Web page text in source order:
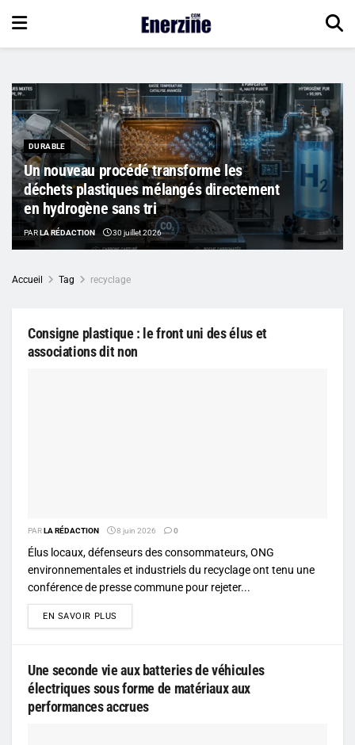
DURABLE
Un nouveau procédé transforme les
déchets plastiques mélangés directement
en hydrogène sans tri
PARLA RÉDACTION 30 juillet 2026
Accueil Tag recyclage
Consigne plastique : le front uni des élus et
associations dit non
PARLA RÉDACTION 8 juin 2026 0
Élus locaux, défenseurs des consommateurs, ONG
environnementales et industriels du recyclage ont tenu une
conférence de presse commune pour rejeter...
EN SAVOIR PLUS
Une seconde vie aux batteries de véhicules
électriques sous forme de matériaux aux
performances accrues